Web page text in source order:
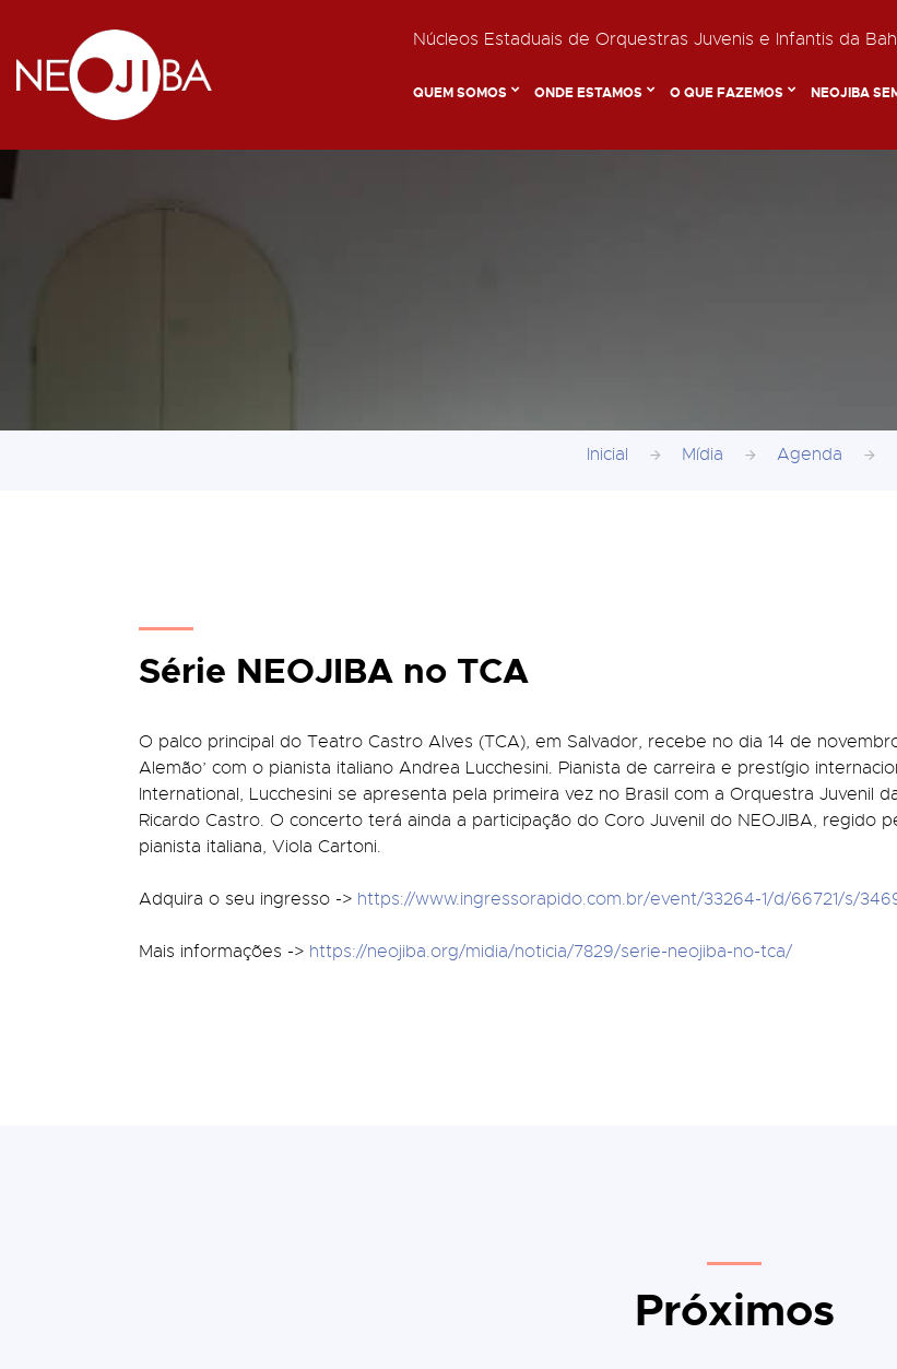
Núcleos Estaduais de Orquestras Juvenis e Infantis da
QUEM SOMOS ONDE ESTAMOS O QUE FAZEMOS NEOJIBA
Inicial Mídia Agenda
Série NEOJIBA no TCA
O palco principal do Teatro Castro Alves (TCA), em Salvador, recebe no dia 14 de
Alemão’ com o pianista italiano Andrea Lucchesini. Pianista de carreira e prestígio
International, Lucchesini se apresenta pela primeira vez no Brasil com a Orquestra Juvenil
Ricardo Castro. O concerto terá ainda a participação do Coro Juvenil do NEOJIBA, regido
pianista italiana, Viola Cartoni.
Adquira o seu ingresso -> https://www.ingressorapido.com.br/event/33264-1/d/66721/s/
Mais informações -> https://neojiba.org/midia/noticia/7829/serie-neojiba-no-tca/
Próximos